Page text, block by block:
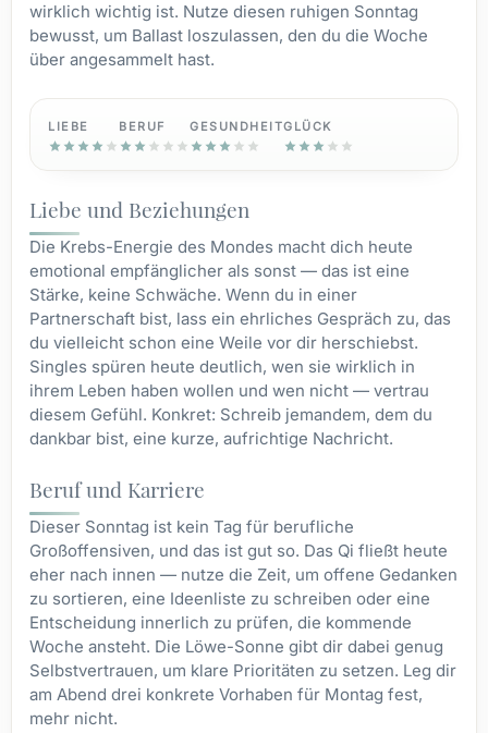
wirklich wichtig ist. Nutze diesen ruhigen Sonntag
bewusst, um Ballast loszulassen, den du die Woche
über angesammelt hast.
LIEBE BERUF GESUNDHEITGLÜCK
Liebe und Beziehungen
Die Krebs-Energie des Mondes macht dich heute
emotional empfänglicher als sonst — das ist eine
Stärke, keine Schwäche. Wenn du in einer
Partnerschaft bist, lass ein ehrliches Gespräch zu, das
du vielleicht schon eine Weile vor dir herschiebst.
Singles spüren heute deutlich, wen sie wirklich in
ihrem Leben haben wollen und wen nicht — vertrau
diesem Gefühl. Konkret: Schreib jemandem, dem du
dankbar bist, eine kurze, aufrichtige Nachricht.
Beruf und Karriere
Dieser Sonntag ist kein Tag für berufliche
Großoffensiven, und das ist gut so. Das Qi fließt heute
eher nach innen — nutze die Zeit, um offene Gedanken
zu sortieren, eine Ideenliste zu schreiben oder eine
Entscheidung innerlich zu prüfen, die kommende
Woche ansteht. Die Löwe-Sonne gibt dir dabei genug
Selbstvertrauen, um klare Prioritäten zu setzen. Leg dir
am Abend drei konkrete Vorhaben für Montag fest,
mehr nicht.